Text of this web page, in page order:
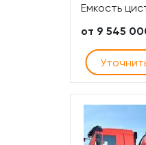
Емкость
от 9 545